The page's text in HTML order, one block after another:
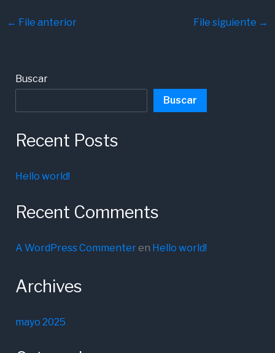
← File anterior File siguiente →
Buscar
Buscar
Recent Posts
Hello world!
Recent Comments
A WordPress Commenteren Hello world!
Archives
mayo 2025